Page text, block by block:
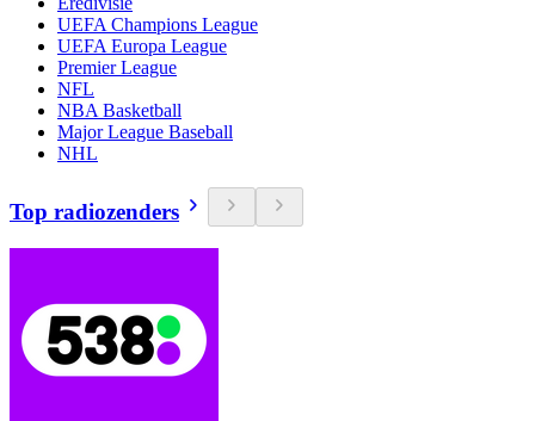
UEFA Champions League
UEFA Europa League
Premier League
NFL
NBA Basketball
Major League Baseball
NHL
Top radiozenders